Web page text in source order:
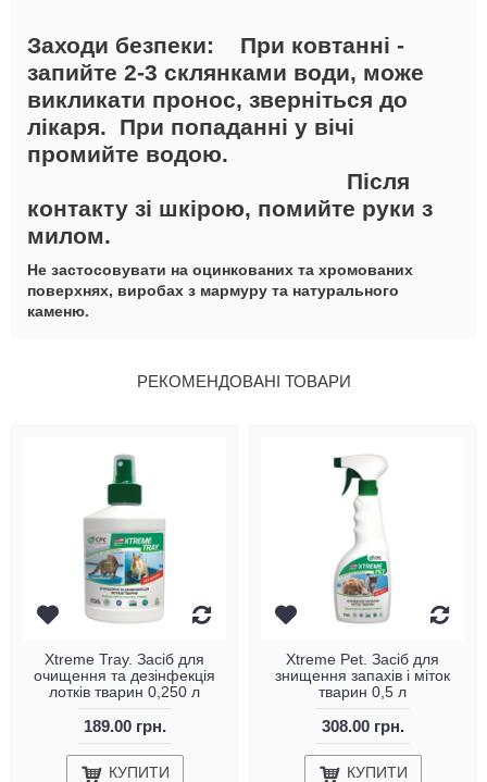
Заходи безпеки: При ковтанні -
запийте 2-3 склянками води, може
викликати пронос, зверніться до
лікаря. При попаданні у вічі
промийте водою.
Після
контакту зі шкірою, помийте руки з
милом.
Не застосовувати на оцинкованих та хромованих
поверхнях, виробах з мармуру та натурального
каменю.
РЕКОМЕНДОВАНІ ТОВАРИ
Xtreme Tray. Засіб для
очищення та дезінфекція
лотків тварин 0,250 л
189.00 грн.
КУПИТИ
Xtreme Pet. Засіб для
знищення запахів і міток
тварин 0,5 л
308.00 грн.
КУПИТИ